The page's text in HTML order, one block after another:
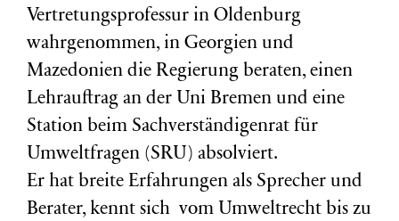
Vertretungsprofessur in Oldenburg
wahrgenommen, in Georgien und
Mazedonien die Regierung beraten, einen
Lehrauftrag an der Uni Bremen und eine
Station beim Sachverständigenrat für
Umweltfragen (SRU) absolviert.
Er hat breite Erfahrungen als Sprecher und
Berater, kennt sich vom Umweltrecht bis zu